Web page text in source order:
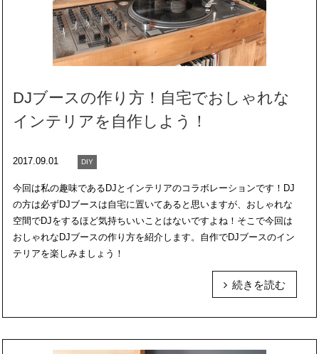
DJブースの作り方！自宅でおしゃれな
インテリアを自作しよう！
2017.09.01 DIY
今回は私の趣味であるDJとインテリアのコラボレーションです！DJ
の方は必ずDJブースは自宅に置いてあると思いますが、おしゃれな
空間でDJをするほど気持ちいいことはないですよね！そこで今回は
おしゃれなDJブースの作り方を紹介します。自作でDJブースのイン
テリアを楽しみましょう！
続きを読む